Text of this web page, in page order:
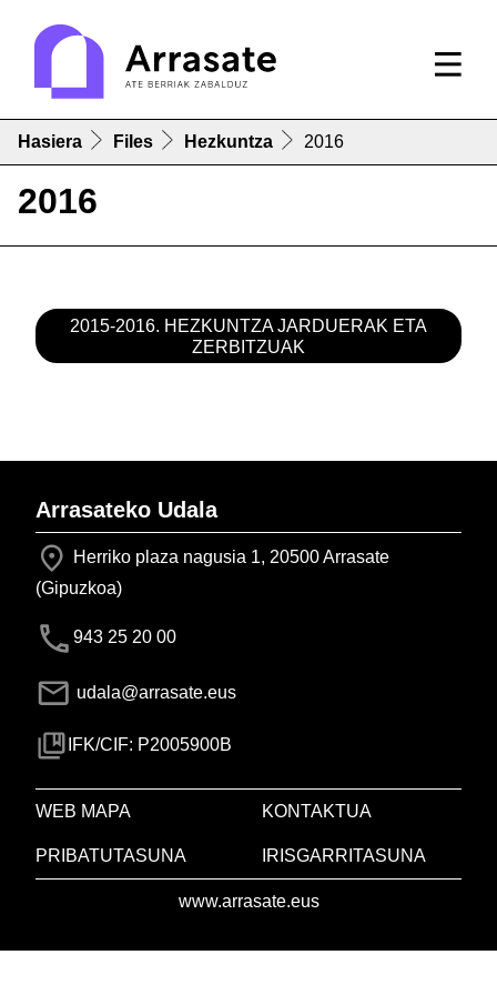
Hasiera Files Hezkuntza 2016
2016
2015-2016. HEZKUNTZA JARDUERAK ETA
ZERBITZUAK
Arrasateko Udala
Herriko plaza nagusia 1, 20500 Arrasate
(Gipuzkoa)
943 25 20 00
udala@arrasate.eus
IFK/CIF: P2005900B
WEB MAPA KONTAKTUA
PRIBATUTASUNA IRISGARRITASUNA
www.arrasate.eus